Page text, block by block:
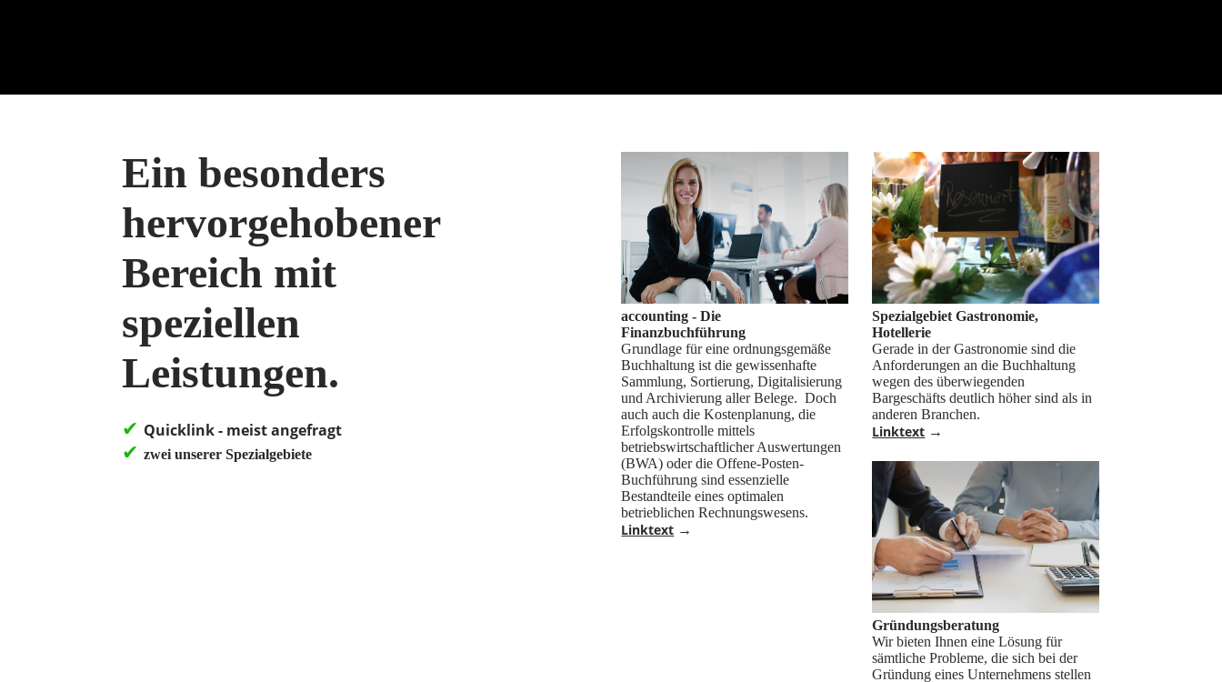
Ein besonders
hervorgehobener
Bereich mit
speziellen
Leistungen.
✔︎ Quicklink - meist angefragt
✔︎ zwei unserer Spezialgebiete
accounting - Die
Finanzbuchführung
Grundlage für eine ordnungsgemäße
Buchhaltung ist die gewissenhafte
Sammlung, Sortierung, Digitalisierung
und Archivierung aller Belege. Doch
auch auch die Kostenplanung, die
Erfolgskontrolle mittels
betriebswirtschaftlicher Auswertungen
(BWA) oder die Offene-Posten-
Buchführung sind essenzielle
Bestandteile eines optimalen
betrieblichen Rechnungswesens.
Linktext →
Spezialgebiet Gastronomie,
Hotellerie
Gerade in der Gastronomie sind die
Anforderungen an die Buchhaltung
wegen des überwiegenden
Bargeschäfts deutlich höher sind als in
anderen Branchen.
Linktext →
Gründungsberatung
Wir bieten Ihnen eine Lösung für
sämtliche Probleme, die sich bei der
Gründung eines Unternehmens stellen